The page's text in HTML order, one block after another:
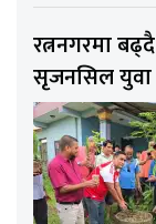
रत्ननगरमा
सृजनसिल